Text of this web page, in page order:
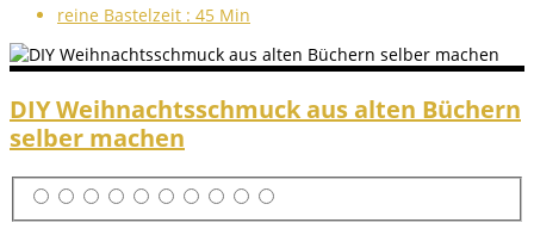
reine Bastelzeit : 45 Min
DIY Weihnachtsschmuck aus alten Büchern
selber machen